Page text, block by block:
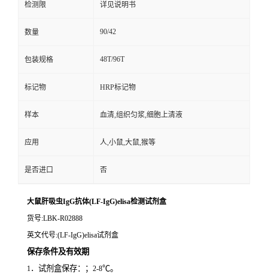
检测限 详见说明书
数量 90/42
包装规格 48T/96T
标记物 HRP标记物
样本 血清,组织匀浆,细胞上清液
应用 人,小鼠,大鼠,猴等
是否进口 否
大鼠肝吸虫IgG抗体(LF-IgG)elisa检测试剂盒
货号:LBK-R02888
英文代号:(LF-IgG)elisa试剂盒
保存条件及有效期
1．试剂盒保存：； 2-8℃。